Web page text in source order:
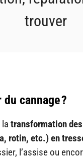
trouver
cannage ?
transformation
rotin, etc.) en
l’assise ou